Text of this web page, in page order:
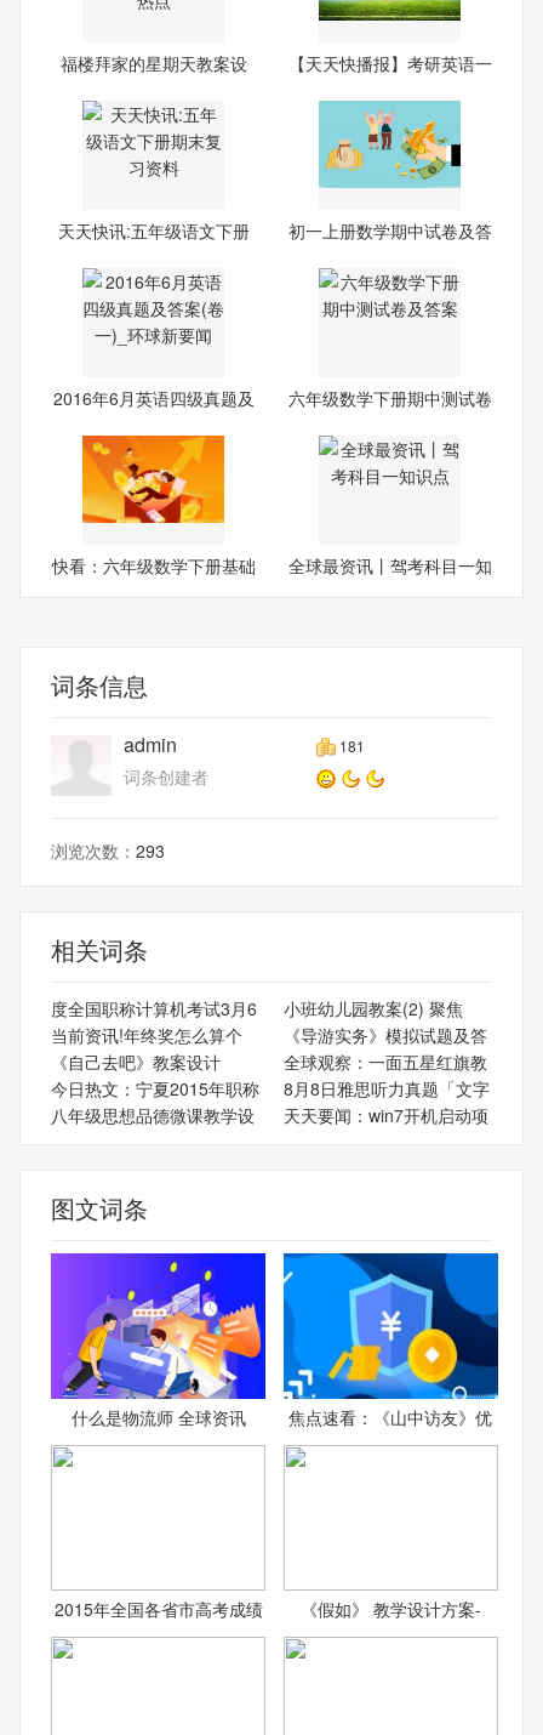
福楼拜家的星期天教案设
【天天快播报】考研英语一
天天快讯:五年级语文下册
初一上册数学期中试卷及答
2016年6月英语四级真题及
六年级数学下册期中测试卷
快看：六年级数学下册基础
全球最资讯丨驾考科目一知
词条信息
admin 181
词条创建者
浏览次数： 293
相关词条
度全国职称计算机考试3月6
小班幼儿园教案(2) 聚焦
当前资讯!年终奖怎么算个
《导游实务》模拟试题及答
《自己去吧》教案设计
全球观察：一面五星红旗教
今日热文：宁夏2015年职称
8月8日雅思听力真题「文字
八年级思想品德微课教学设
天天要闻：win7开机启动项
图文词条
什么是物流师 全球资讯 焦点速看：《山中访友》优
2015年全国各省市高考成绩 《假如》 教学设计方案-